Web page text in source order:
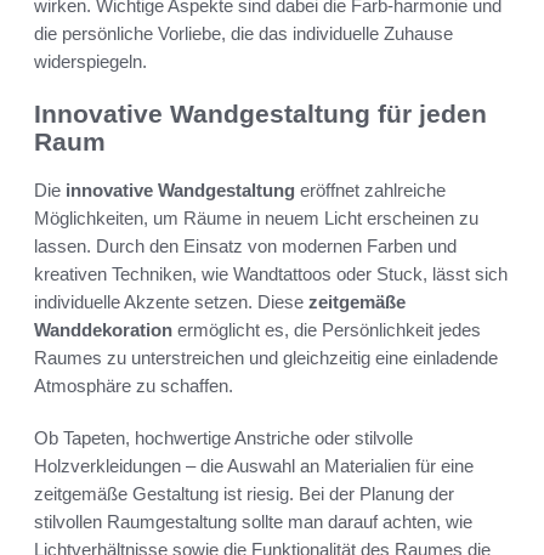
wirken. Wichtige Aspekte sind dabei die Farb-harmonie und
die persönliche Vorliebe, die das individuelle Zuhause
widerspiegeln.
Innovative Wandgestaltung für jeden
Raum
Die innovative Wandgestaltung eröffnet zahlreiche
Möglichkeiten, um Räume in neuem Licht erscheinen zu
lassen. Durch den Einsatz von modernen Farben und
kreativen Techniken, wie Wandtattoos oder Stuck, lässt sich
individuelle Akzente setzen. Diese zeitgemäße
Wanddekoration ermöglicht es, die Persönlichkeit jedes
Raumes zu unterstreichen und gleichzeitig eine einladende
Atmosphäre zu schaffen.
Ob Tapeten, hochwertige Anstriche oder stilvolle
Holzverkleidungen – die Auswahl an Materialien für eine
zeitgemäße Gestaltung ist riesig. Bei der Planung der
stilvollen Raumgestaltung sollte man darauf achten, wie
Lichtverhältnisse sowie die Funktionalität des Raumes die